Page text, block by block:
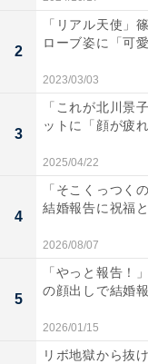
2
「リアル天使」
ローブ姿に「可
2023/03/03
3
「これが北川景
ットに「顔が疲
2025/04/22
4
「そこくっつく
結婚報告に祝福
2026/08/07
5
「やっと報告！
の顔出しで結婚
2026/01/15
リボ地獄から抜